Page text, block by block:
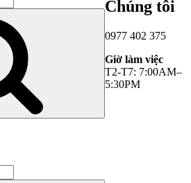
Tìm
Chúng tôi
0977 402 375
Giờ làm việc
T2-T7: 7:00AM–
5:30PM